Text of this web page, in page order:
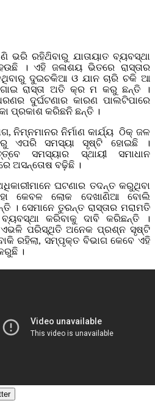
ଭରି ରହିଥ‌ିବାରୁ ଯାତାୟାତ ବ୍ୟବସ୍ଥା
। ଏହି ଜଳାଶୟ ଭିତରେ ରାସ୍ତାର
ଦୁଇଚକିଆ ଓ ଯାନ ଚାରି ଚକି ଆ
ରାସ୍ତା ଅତି କ୍ର ମ କରୁ ଛନ୍ତି ।
ଦୁର୍ଘଟଣାର କାରଣ ପାଲଟିପାରେ
ପ୍ରକାଶ କରିଛନି ଛନ୍ତି ।
ନିମ୍ନମାନର ନିର୍ମାଣ କାର୍ଯ୍ୟ ଠିକ୍ ଜଳ
ଏପରି ସମସ୍ୟା ସୃଷ୍ଟି ହୋଇଛି ।
ସମସ୍ୟାର ସ୍ଥାୟୀ ସମାଧାନ
ଅସନ୍ତୋଷ ବଢ଼ିଛି ।
ଘଟଣାର ତଦନ୍ତ କରୁଥିବା
କେବଳ ଲୋକ ଦେଖାଣିଆ ବୋଲି
। ସେମାନେ ତୁରନ୍ତ ରାସ୍ତାର ମରାମତି
କରିବାକୁ ଦାବି କରିଛନ୍ତି ।
ଏଭଳି ପରିସ୍ଥିତି ଅନେକ ପ୍ରଶ୍ନ ସୃଷ୍ଟି
ରହିଲା, ସମ୍ପୃକ୍ତ ବିଭାଗ କେବେ ଏହି
।